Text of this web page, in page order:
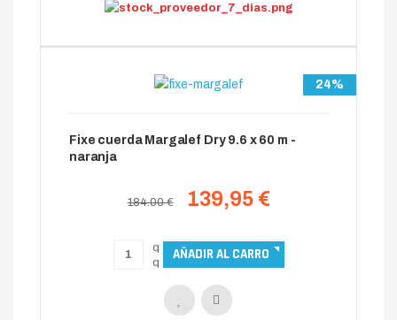
24%
Fixe cuerda Margalef Dry 9.6 x 60 m -
naranja
184.00 € 139,95 €